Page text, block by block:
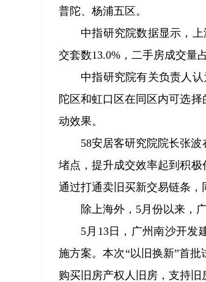
普陀、杨浦五区。
中指研究院数据显示，
交套数13.0%，二手房成交量
中指研究院有关负责人
陀区和虹口区在同区内可选
动效果。
58安居客研究院院长张
堵点，提升成交效率起到积
通过打通卖旧买新交易链条，
除上海外，5月份以来，
5月13日，广州南沙开发
施方案。本次“以旧换新”首
购买旧房产权人旧房，支持旧